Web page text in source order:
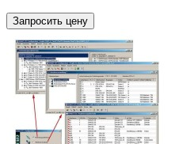
Запросить цену